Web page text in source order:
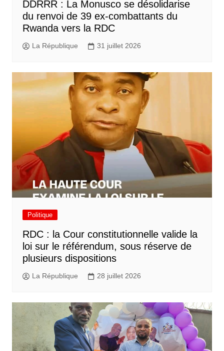
DDRRR : La Monusco se désolidarise
du renvoi de 39 ex-combattants du
Rwanda vers la RDC
La République 31 juillet 2026
Politique
RDC : la Cour constitutionnelle valide la
loi sur le référendum, sous réserve de
plusieurs dispositions
La République 28 juillet 2026